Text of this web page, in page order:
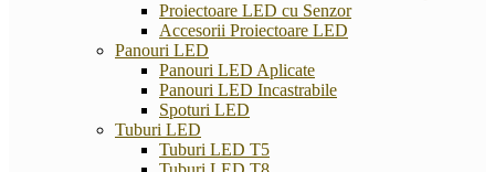
Proiectoare LED cu Senzor
Accesorii Proiectoare LED
Panouri LED
Panouri LED Aplicate
Panouri LED Incastrabile
Spoturi LED
Tuburi LED
Tuburi LED T5